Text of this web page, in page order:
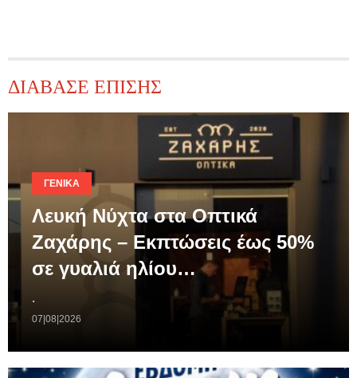
ΔΙΑΒΑΣΕ ΕΠΙΣΗΣ
ΓΕΝΙΚΆ
Λευκή Νύχτα στα Οπτικά
Ζαχάρης – Εκπτώσεις έως 50%
σε γυαλιά ηλίου…
.
07|08|2026